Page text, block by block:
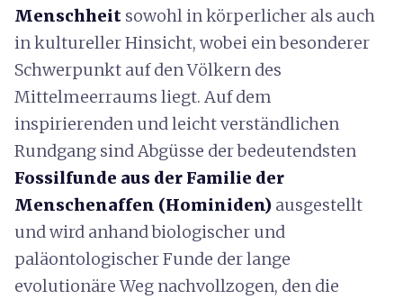
Menschheit sowohl in körperlicher als auch
in kultureller Hinsicht, wobei ein besonderer
Schwerpunkt auf den Völkern des
Mittelmeerraums liegt. Auf dem
inspirierenden und leicht verständlichen
Rundgang sind Abgüsse der bedeutendsten
Fossilfunde aus der Familie der
Menschenaffen (Hominiden) ausgestellt
und wird anhand biologischer und
paläontologischer Funde der lange
evolutionäre Weg nachvollzogen, den die